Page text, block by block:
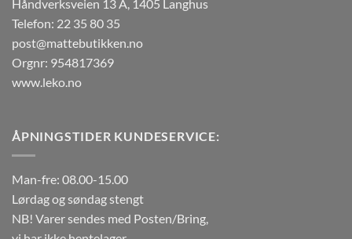
produktsiden
Håndverksveien 13 A, 1405 Langhus
Telefon: 22 35 80 35
post@mattebutikken.no
Orgnr: 954817369
www.leko.no
ÅPNINGSTIDER KUNDESERVICE:
Man-fre: 08.00-15.00
Lørdag og søndag stengt
NB! Varer sendes med Posten/Bring,